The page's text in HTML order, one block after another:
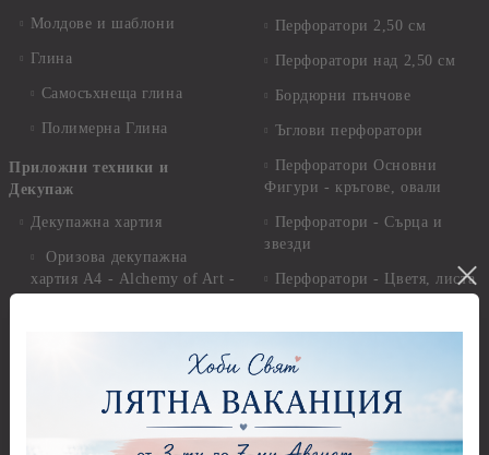
Молдове и шаблони
Глина
Самосъхнеща глина
Полимерна Глина
Приложни техники и
Декупаж
Декупажна хартия
Оризова декупажна
хартия А4 - Alchemy of Art -
Оризова декупажна хартия
А4 - Itd. Collection - 25-30
Фина оризова декупажна
хартия Stamperia - 21 х
Перфоратори 2,50 см
Перфоратори над 2,50 см
Бордюрни пънчове
Ъглови перфоратори
Перфоратори Основни
Фигури - кръгове, овали
Перфоратори - Сърца и
звезди
Перфоратори - Цветя, листа
Перфоратори - Детски
Перфоратори - Животни
Перфоратори - Коледни и
Зимни